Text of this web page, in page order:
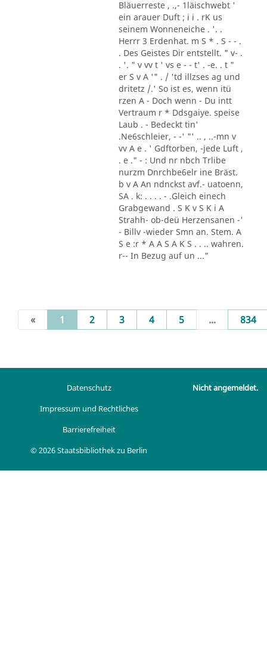
Bläuerreste , .,- 1läischwebt '
ein arauer Duft ; i i . rK us
seinem Wonneneiche . '. .
Herrr 3 Erdenhat. m S * . S - - .
. Des Geistes Dir entstellt. " v- .
. '. " v vv t ' vs e - - t' . -e. . t "
er S v A '" . / 'td illzses ag und
dritetz /.' So ist es, wenn itü
rzen A - Doch wenn - Du intt
Vertraum r * Ddsgaiye. speise
Laub . - Bedeckt tin'
.Ne6schleier, - -' "' .. , ..-mn v
vv A e . ' Gdftorben, -jede Luft ,
. e ." - : Und nr nbch Trlibe
nurzm Dnrchbe6elr ine Bräst.
b v A An ndnckst avf.- uatoenn,
SA . k: . . . . - .Gleich einech
Grabgewand . S K v S K i A
Strahh- ob-deü Herzensanen -'
- Billv -wieder Smn an. Stem. A
S e :r * A A S A K S . . .. wahren.
r-- In Bezug auf un ..."
« 1 (current)
2 3 4 5 ... 834
Datenschutz
Impressum und Rechtliches
Barrierefreiheit
© 2026 Staatsbibliothek zu Berlin
Nicht angemeldet.